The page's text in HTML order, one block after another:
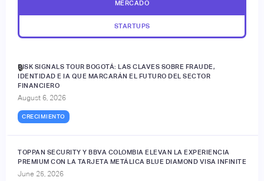
MERCADO
STARTUPS
RISK SIGNALS TOUR BOGOTÁ: LAS CLAVES SOBRE FRAUDE,
IDENTIDAD E IA QUE MARCARÁN EL FUTURO DEL SECTOR
FINANCIERO
August 6, 2026
CRECIMIENTO
🔒
TOPPAN SECURITY Y BBVA COLOMBIA ELEVAN LA EXPERIENCIA
PREMIUM CON LA TARJETA METÁLICA BLUE DIAMOND VISA INFINITE
June 25, 2026